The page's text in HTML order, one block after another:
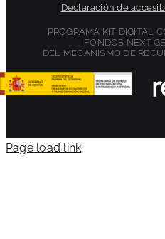
Declaración de
PROGRAMA KIT DIGITAL
FONDOS NEXT
DEL MECANISMO DE
Page load link